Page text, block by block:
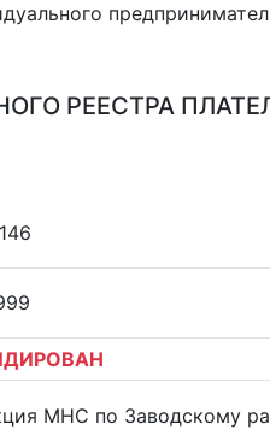
РЕЕСТРА
МНС по Заводскому